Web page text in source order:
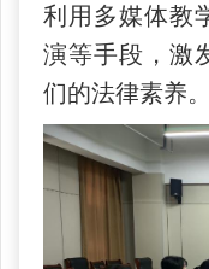
利用多媒体教
演等手段，激
们的法律素养。